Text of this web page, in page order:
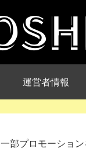
運営者情報
部プロモーション